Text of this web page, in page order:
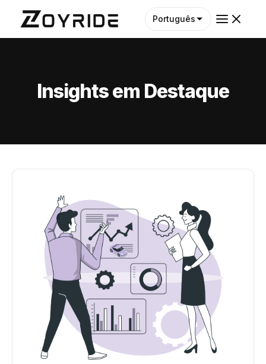
Português
Insights em Destaque